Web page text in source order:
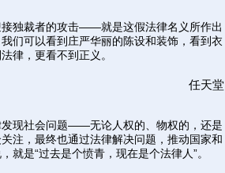
独裁者的攻击——就是这假法律名义所作出
们可以看到庄严华丽的陈设和装饰，看到衣
律，更看不到正义。
任天堂
现社会问题——无论人权的、物权的，还是
注，最终也通过法律解决问题，推动国家和
就是“过去是个愤青，现在是个法律人”。